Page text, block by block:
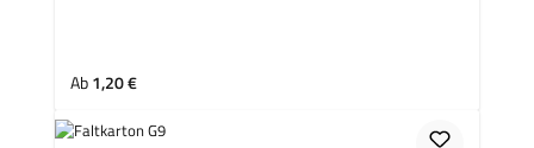
Regulärer Preis:
Ab1,20 €